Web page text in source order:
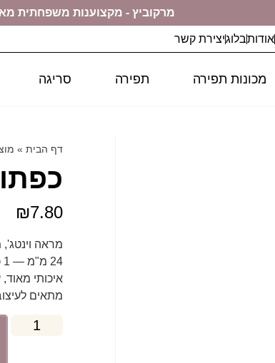
מרקוביץ - מקצוענות משפחתית מאז
אודותבלוגיצירת קשר
מכונות תפירה תפירה סריגה
דף הבית »
₪7.80
מראה
24 מ"מ — 1 כפתור – 7.80 ש"ח – כחול
איכותי
מתאים